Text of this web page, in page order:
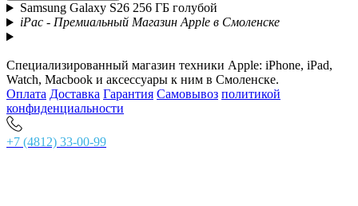
Samsung Galaxy S26 256 ГБ голубой
iPac - Премиальный Магазин Apple в Смоленске
Специализированный магазин техники Apple: iPhone, iPad,
Watch, Macbook и аксессуары к ним в Смоленске.
Оплата Доставка Гарантия Самовывоз политикой
конфиденциальности
+7 (4812) 33-00-99